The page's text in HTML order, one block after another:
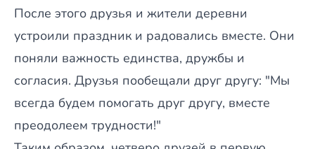
После этого друзья и жители деревни
устроили праздник и радовались вместе. Они
поняли важность единства, дружбы и
согласия. Друзья пообещали друг другу: "Мы
всегда будем помогать друг другу, вместе
преодолеем трудности!"